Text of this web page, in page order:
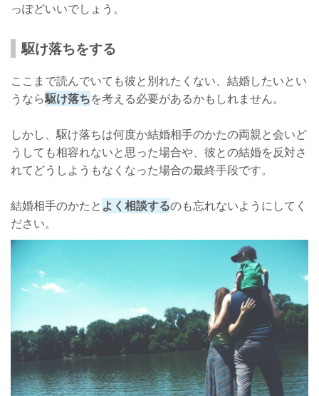
っぽどいいでしょう。
駆け落ちをする
ここまで読んでいても彼と別れたくない、結婚したいとい
うなら駆け落ちを考える必要があるかもしれません。
しかし、駆け落ちは何度か結婚相手のかたの両親と会いど
うしても相容れないと思った場合や、彼との結婚を反対さ
れてどうしようもなくなった場合の最終手段です。
結婚相手のかたと よく相談するのも忘れないようにしてく
ださい。